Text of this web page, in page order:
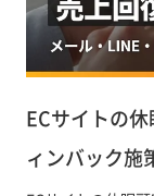
ECサイトの
ィンバック施